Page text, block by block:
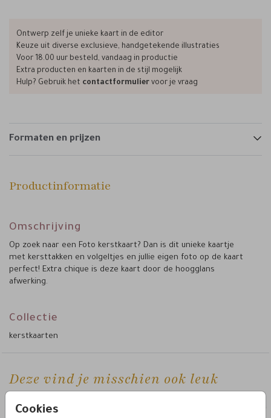
Cookies
Ontwerp zelf je unieke kaart in de editor
Keuze uit diverse exclusieve, handgetekende illustraties
Voor 18.00 uur besteld, vandaag in productie
Extra producten en kaarten in de stijl mogelijk
Hulp? Gebruik het contactformulier voor je vraag
Formaten en prijzen
Productinformatie
Omschrijving
Op zoek naar een Foto kerstkaart? Dan is dit unieke kaartje
met kersttakken en volgeltjes en jullie eigen foto op de kaart
perfect! Extra chique is deze kaart door de hoogglans
afwerking.
Collectie
kerstkaarten
Deze vind je misschien ook leuk